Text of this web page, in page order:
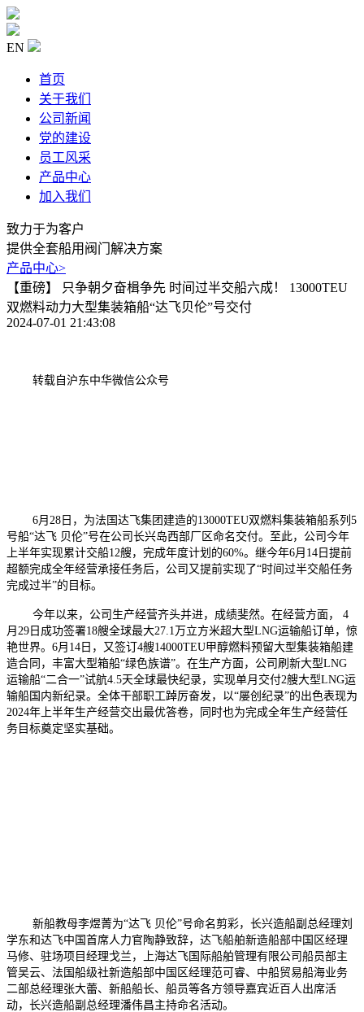
EN
首页
关于我们
公司新闻
党的建设
员工风采
产品中心
加入我们
致力于为客户
提供全套船用阀门解决方案
产品中心>
【重磅】 只争朝夕奋楫争先 时间过半交船六成！ 13000TEU
双燃料动力大型集装箱船“达飞贝伦”号交付
2024-07-01 21:43:08
转载自沪东中华微信公众号
6月28日，为法国达飞集团建造的13000TEU双燃料集装箱船系列5
号船“达飞 贝伦”号在公司长兴岛西部厂区命名交付。至此，公司今年
上半年实现累计交船12艘，完成年度计划的60%。继今年6月14日提前
超额完成全年经营承接任务后，公司又提前实现了“时间过半交船任务
完成过半”的目标。
今年以来，公司生产经营齐头并进，成绩斐然。在经营方面， 4
月29日成功签署18艘全球最大27.1万立方米超大型LNG运输船订单，惊
艳世界。6月14日，又签订4艘14000TEU甲醇燃料预留大型集装箱船建
造合同，丰富大型箱船“绿色族谱”。在生产方面，公司刷新大型LNG
运输船“二合一”试航4.5天全球最快纪录，实现单月交付2艘大型LNG运
输船国内新纪录。全体干部职工踔厉奋发，以“屡创纪录”的出色表现为
2024年上半年生产经营交出最优答卷，同时也为完成全年生产经营任
务目标奠定坚实基础。
新船教母李煜菁为“达飞 贝伦”号命名剪彩，长兴造船副总经理刘
学东和达飞中国首席人力官陶静致辞，达飞船舶新造船部中国区经理
马修、驻场项目经理戈兰，上海达飞国际船舶管理有限公司船员部主
管吴云、法国船级社新造船部中国区经理范可睿、中船贸易船海业务
二部总经理张大蕾、新船船长、船员等各方领导嘉宾近百人出席活
动，长兴造船副总经理潘伟昌主持命名活动。